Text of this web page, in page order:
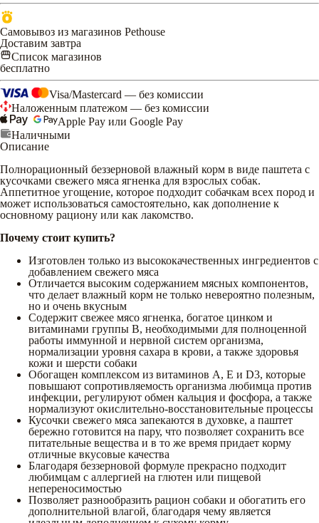
Самовывоз из магазинов Pethouse
Доставим завтра
Список магазинов
бесплатно
Visa/Mastercard — без комиссии
Наложенным платежом — без комиссии
Apple Pay или Google Pay
Наличными
Описание
Полнорационный беззерновой влажный корм в виде паштета с
кусочками свежего мяса ягненка для взрослых собак.
Аппетитное угощение, которое подходит собачкам всех пород и
может использоваться самостоятельно, как дополнение к
основному рациону или как лакомство.
Почему стоит купить?
Изготовлен только из высококачественных ингредиентов с
добавлением свежего мяса
Отличается высоким содержанием мясных компонентов,
что делает влажный корм не только невероятно полезным,
но и очень вкусным
Содержит свежее мясо ягненка, богатое цинком и
витаминами группы B, необходимыми для полноценной
работы иммунной и нервной систем организма,
нормализации уровня сахара в крови, а также здоровья
кожи и шерсти собаки
Обогащен комплексом из витаминов А, Е и D3, которые
повышают сопротивляемость организма любимца против
инфекции, регулируют обмен кальция и фосфора, а также
нормализуют окислительно-восстановительные процессы
Кусочки свежего мяса запекаются в духовке, а паштет
бережно готовится на пару, что позволяет сохранить все
питательные вещества и в то же время придает корму
отличные вкусовые качества
Благодаря беззерновой формуле прекрасно подходит
любимцам с аллергией на глютен или пищевой
непереносимостью
Позволяет разнообразить рацион собаки и обогатить его
дополнительной влагой, благодаря чему является